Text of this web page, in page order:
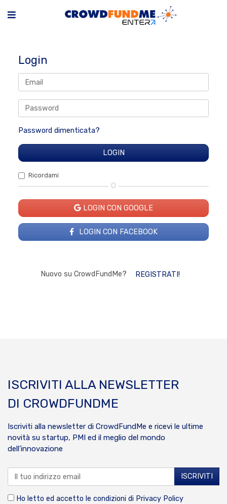
Login
Password dimenticata?
Ricordami
O
LOGIN CON GOOGLE
LOGIN CON FACEBOOK
Nuovo su CrowdFundMe? REGISTRATI!
ISCRIVITI ALLA NEWSLETTER
DI CROWDFUNDME
Iscriviti alla newsletter di CrowdFundMe e ricevi le ultime
novità su startup, PMI ed il meglio del mondo
dell’innovazione
Ho letto ed accetto le condizioni di Privacy Policy